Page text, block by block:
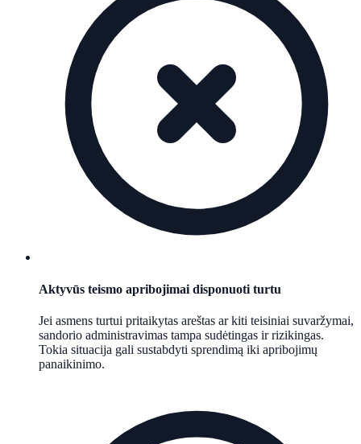
Aktyvūs teismo apribojimai disponuoti turtu
Jei asmens turtui pritaikytas areštas ar kiti teisiniai suvaržymai,
sandorio administravimas tampa sudėtingas ir rizikingas.
Tokia situacija gali sustabdyti sprendimą iki apribojimų
panaikinimo.